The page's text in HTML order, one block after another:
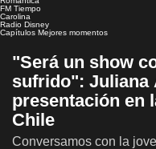
FM Tiempo
Carolina
Radio Disney
Capítulos Mejores momentos
"Será un show
sufrido": Juliana
presentación en
Chile
Conversamos con la